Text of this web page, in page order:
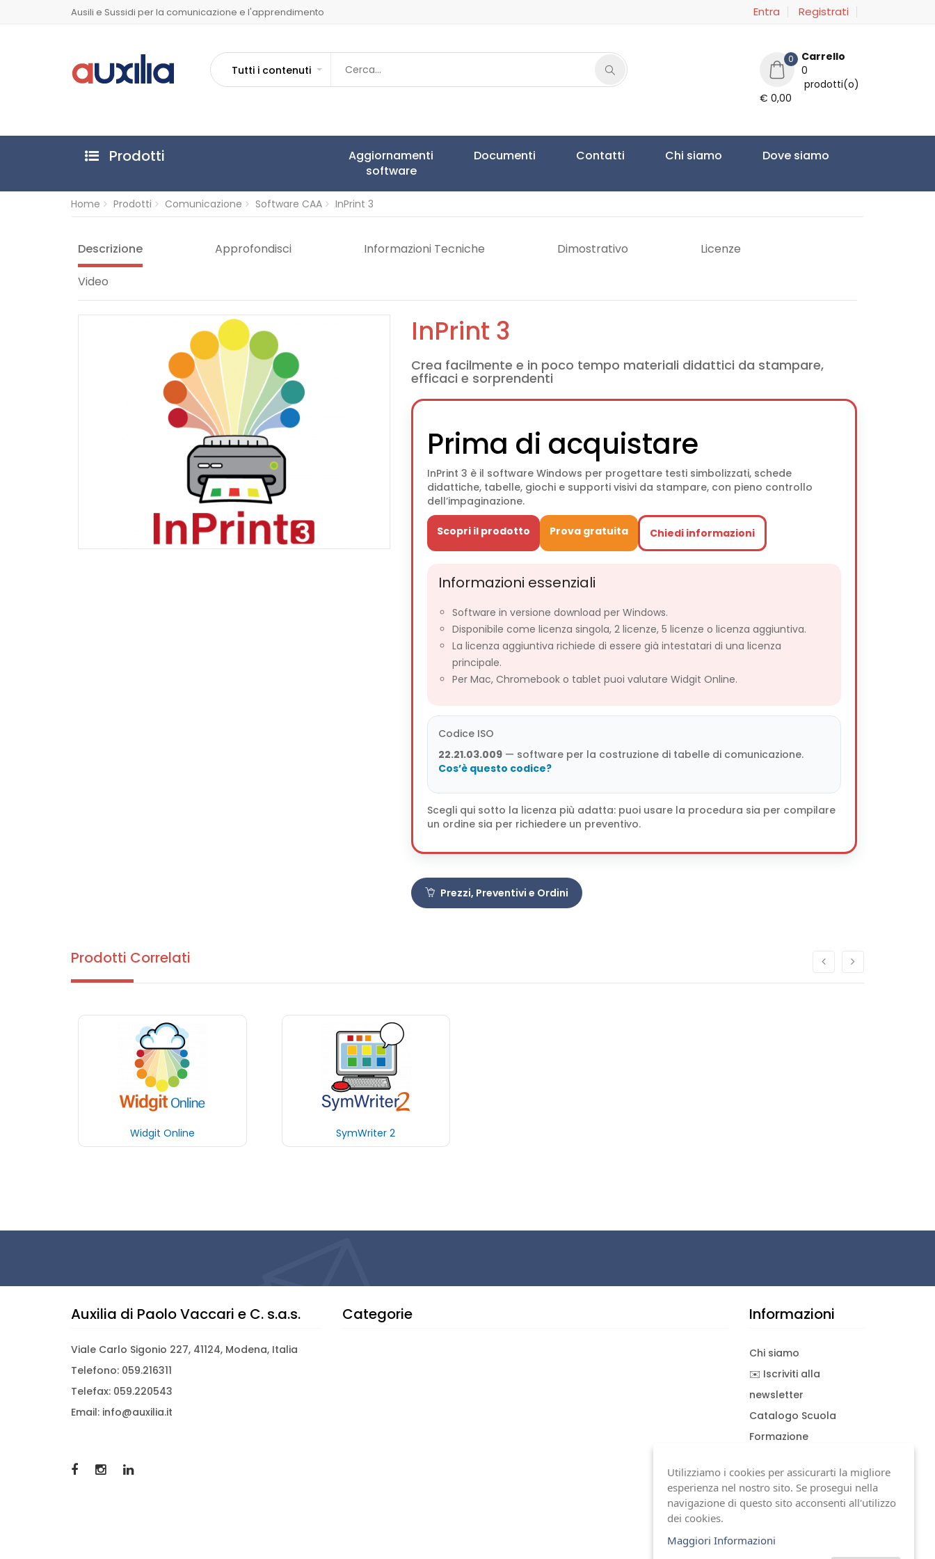
Ausili e Sussidi per la comunicazione e l'apprendimento Entra Registrati
Tutti i contenuti
0
Carrello
0
prodotti(o)
€ 0,00
Prodotti
Aggiornamenti
software
Documenti Contatti Chi siamo Dove siamo
Home Prodotti Comunicazione Software CAA InPrint 3
Descrizione Approfondisci Informazioni Tecniche Dimostrativo Licenze
Video
InPrint 3
Crea facilmente e in poco tempo materiali didattici da stampare,
efficaci e sorprendenti
Prima di acquistare
InPrint 3 è il software Windows per progettare testi simbolizzati, schede
didattiche, tabelle, giochi e supporti visivi da stampare, con pieno controllo
dell’impaginazione.
Scopri il prodotto Prova gratuita Chiedi informazioni
Informazioni essenziali
Software in versione download per Windows.
Disponibile come licenza singola, 2 licenze, 5 licenze o licenza aggiuntiva.
La licenza aggiuntiva richiede di essere già intestatari di una licenza
principale.
Per Mac, Chromebook o tablet puoi valutare Widgit Online.
Codice ISO
22.21.03.009 — software per la costruzione di tabelle di comunicazione.
Cos’è questo codice?
Scegli qui sotto la licenza più adatta: puoi usare la procedura sia per compilare
un ordine sia per richiedere un preventivo.
Prezzi, Preventivi e Ordini
Prodotti Correlati
Widgit Online SymWriter 2
Auxilia di Paolo Vaccari e C. s.a.s.
Viale Carlo Sigonio 227, 41124, Modena, Italia
Telefono: 059.216311
Telefax: 059.220543
Email: info@auxilia.it
Categorie Informazioni
Chi siamo
✉️ Iscriviti alla
newsletter
Catalogo Scuola
Formazione
Download documenti
Condizioni generali
Utilizziamo i cookies per assicurarti la migliore
esperienza nel nostro sito. Se prosegui nella
navigazione di questo sito acconsenti all'utilizzo
dei cookies.
Maggiori Informazioni